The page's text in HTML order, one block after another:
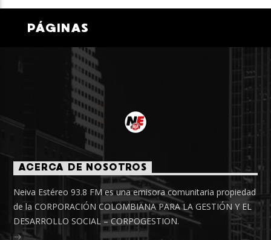
PÁGINAS
ACERCA DE NOSOTROS
Neiva Estéreo 93.8 FM es una emisora comunitaria propiedad
de la CORPORACIÓN COLOMBIANA PARA LA GESTIÓN Y EL
DESARROLLO SOCIAL – CORPOGESTION.